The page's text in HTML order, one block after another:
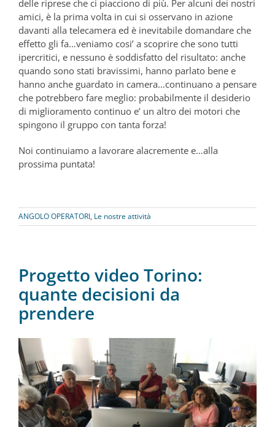
delle riprese che ci piacciono di più. Per alcuni dei nostri
amici, è la prima volta in cui si osservano in azione
davanti alla telecamera ed è inevitabile domandare che
effetto gli fa…veniamo cosi’ a scoprire che sono tutti
ipercritici, e nessuno è soddisfatto del risultato: anche
quando sono stati bravissimi, hanno parlato bene e
hanno anche guardato in camera…continuano a pensare
che potrebbero fare meglio: probabilmente il desiderio
di miglioramento continuo e’ un altro dei motori che
spingono il gruppo con tanta forza!
Noi continuiamo a lavorare alacremente e…alla
prossima puntata!
ANGOLO OPERATORI, Le nostre attività
Progetto video Torino:
quante decisioni da
prendere